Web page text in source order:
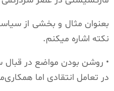
بعنوان مثال و بخشی از
نکته اشاره میکنم.
• روشن بودن مواضع در قبال
در تعامل انتقادی اما